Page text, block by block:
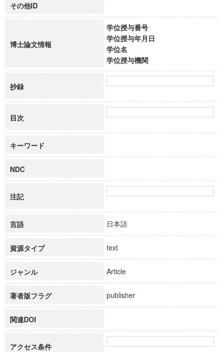
その他ID
博士論文情報
学位授与番号
学位授与年月日
学位名
学位授与機関
抄録
目次
キーワード
NDC
注記
言語 日本語
資源タイプ text
ジャンル Article
著者版フラグ publisher
関連DOI
アクセス条件